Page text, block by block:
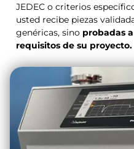
JEDEC o criterios
usted recibe piezas
genéricas, sino probadas
requisitos de su proyecto.